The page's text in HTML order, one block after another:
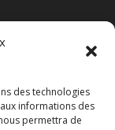
des technologies
informations des
permettra de